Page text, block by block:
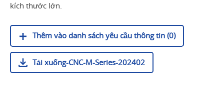
kích thước lớn.
Thêm vào danh sách yêu cầu thông tin (0)
Tải xuống-CNC-M-Series-202402